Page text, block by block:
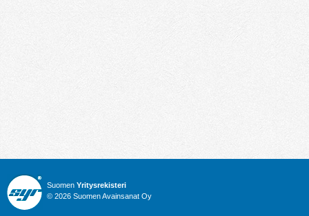
Suomen Yritysrekisteri
© 2026 Suomen Avainsanat Oy